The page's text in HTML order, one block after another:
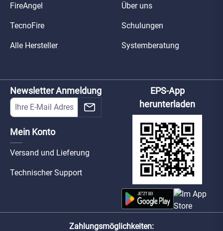
FireAngel
TecnoFire
Alle Hersteller
Über uns
Schulungen
Systemberatung
Newsletter Anmeldung
Mein Konto
Versand und Lieferung
Technischer Support
EPS-App
herunterladen
Zahlungsmöglichkeiten: